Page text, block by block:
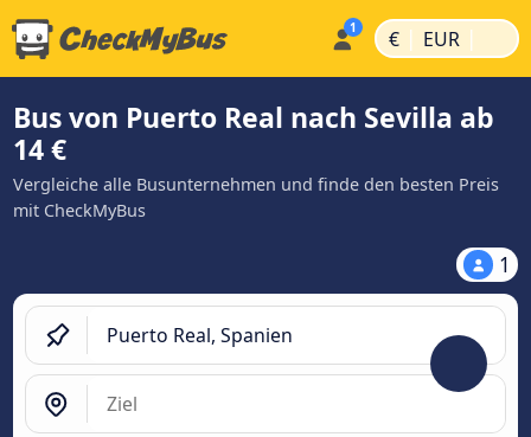
€ | EUR |
Bus von Puerto Real nach Sevilla ab
14 €
Vergleiche alle Busunternehmen und finde den besten Preis
mit CheckMyBus
1